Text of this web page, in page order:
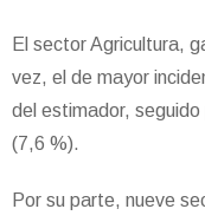
El sector Agricultura,
vez, el de mayor
del estimador,
(7,6 %).
Por su parte, nueve